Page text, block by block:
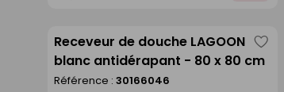
Receveur de douche LAGOON
blanc antidérapant - 80 x 80 cm
Référence : 30166046